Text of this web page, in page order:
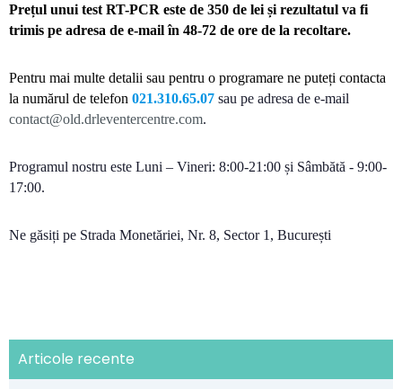
Prețul unui test RT-PCR este de 350 de lei și rezultatul va fi
trimis pe adresa de e-mail în 48-72 de ore de la recoltare.
Pentru mai multe detalii sau pentru o programare ne puteți contacta
la numărul de telefon 021.310.65.07 sau pe adresa de e-mail
contact@old.drleventercentre.com.
Programul nostru este Luni – Vineri: 8:00-21:00 și Sâmbătă - 9:00-
17:00.
Ne găsiți pe Strada Monetăriei, Nr. 8, Sector 1, București
Articole recente